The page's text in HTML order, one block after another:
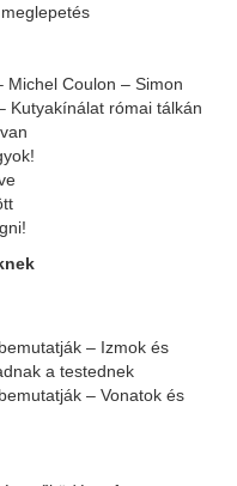
Michel Coulon – Simon
Kutyakínálat római tálkán
– Izmok és
a testednek
– Vonatok és